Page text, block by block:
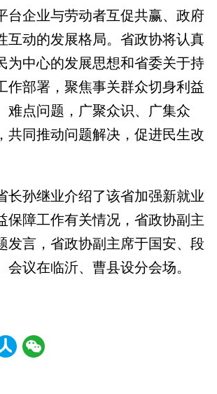
台企业与劳动者互促共赢、政府
互动的发展格局。省政协将认真
为中心的发展思想和省委关于持
作部署，聚焦事关群众切身利益
难点问题，广聚众识、广集众
共同推动问题解决，促进民生改
孙继业介绍了该省加强新就业
保障工作有关情况，省政协副主
发言，省政协副主席于国安、段
会议在临沂、曹县设分会场。